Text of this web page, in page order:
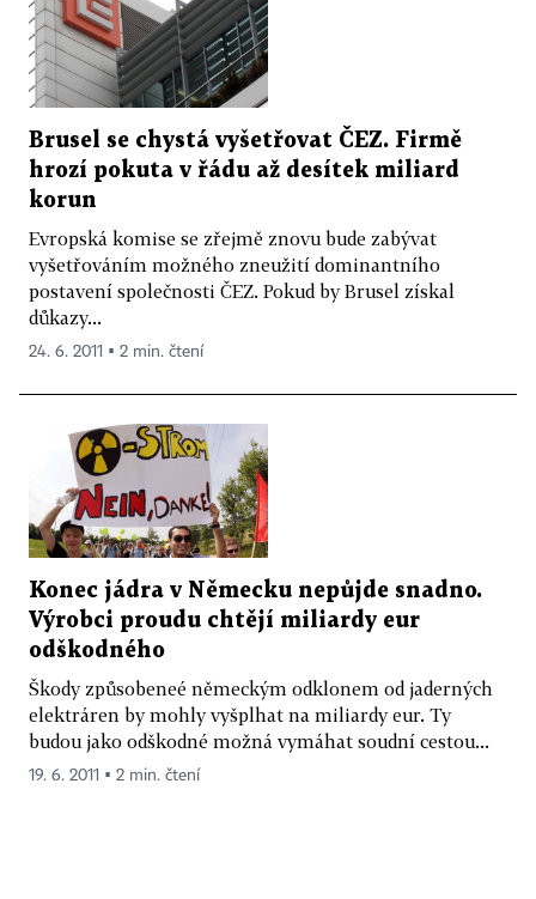
Brusel se chystá vyšetřovat ČEZ. Firmě
hrozí pokuta v řádu až desítek miliard
korun
Evropská komise se zřejmě znovu bude zabývat
vyšetřováním možného zneužití dominantního
postavení společnosti ČEZ. Pokud by Brusel získal
důkazy...
24. 6. 2011 ▪ 2 min. čtení
Konec jádra v Německu nepůjde snadno.
Výrobci proudu chtějí miliardy eur
odškodného
Škody způsobeneé německým odklonem od jaderných
elektráren by mohly vyšplhat na miliardy eur. Ty
budou jako odškodné možná vymáhat soudní cestou...
19. 6. 2011 ▪ 2 min. čtení